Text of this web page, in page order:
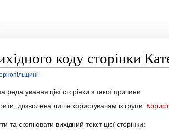
коду сторінки
цієї сторінки з такої причини:
дозволена лише користувачам із групи:
та скопіювати вихідний текст цієї сторінки: